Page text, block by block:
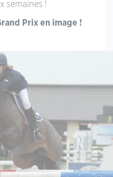
semaines !
Prix en image !